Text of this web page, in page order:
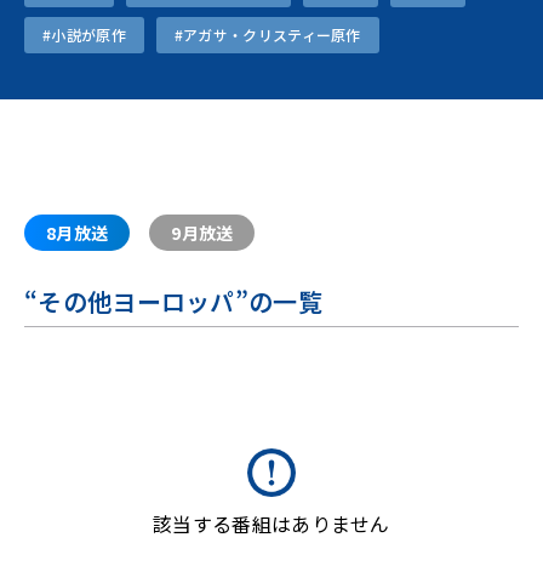
#小説が原作 #アガサ・クリスティー原作
8月放送 9月放送
“その他ヨーロッパ”の一覧
該当する番組はありません